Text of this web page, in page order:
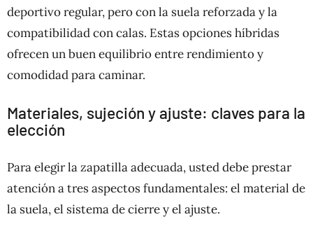
deportivo regular, pero con la suela reforzada y la
compatibilidad con calas. Estas opciones híbridas
ofrecen un buen equilibrio entre rendimiento y
comodidad para caminar.
Materiales, sujeción y ajuste: claves para la
elección
Para elegir la zapatilla adecuada, usted debe prestar
atención a tres aspectos fundamentales: el material de
la suela, el sistema de cierre y el ajuste.